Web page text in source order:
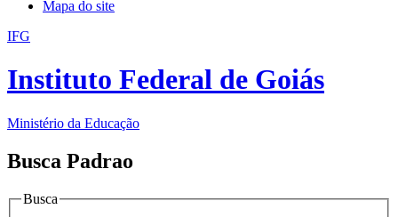
Mapa do site
IFG
Instituto Federal de Goiás
Ministério da Educação
Busca Padrao
Busca